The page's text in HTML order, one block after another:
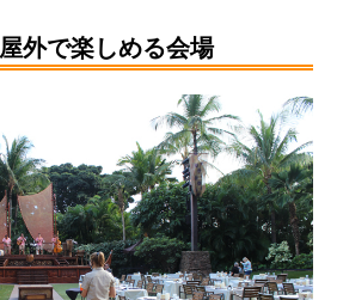
外で楽しめる会場